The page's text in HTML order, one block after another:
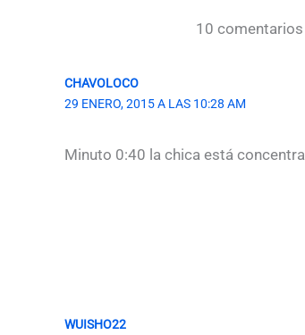
10
CHAVOLOCO
29 ENERO, 2015 A LAS 10:28 AM
Minuto 0:40 la chica está
WUISHO22